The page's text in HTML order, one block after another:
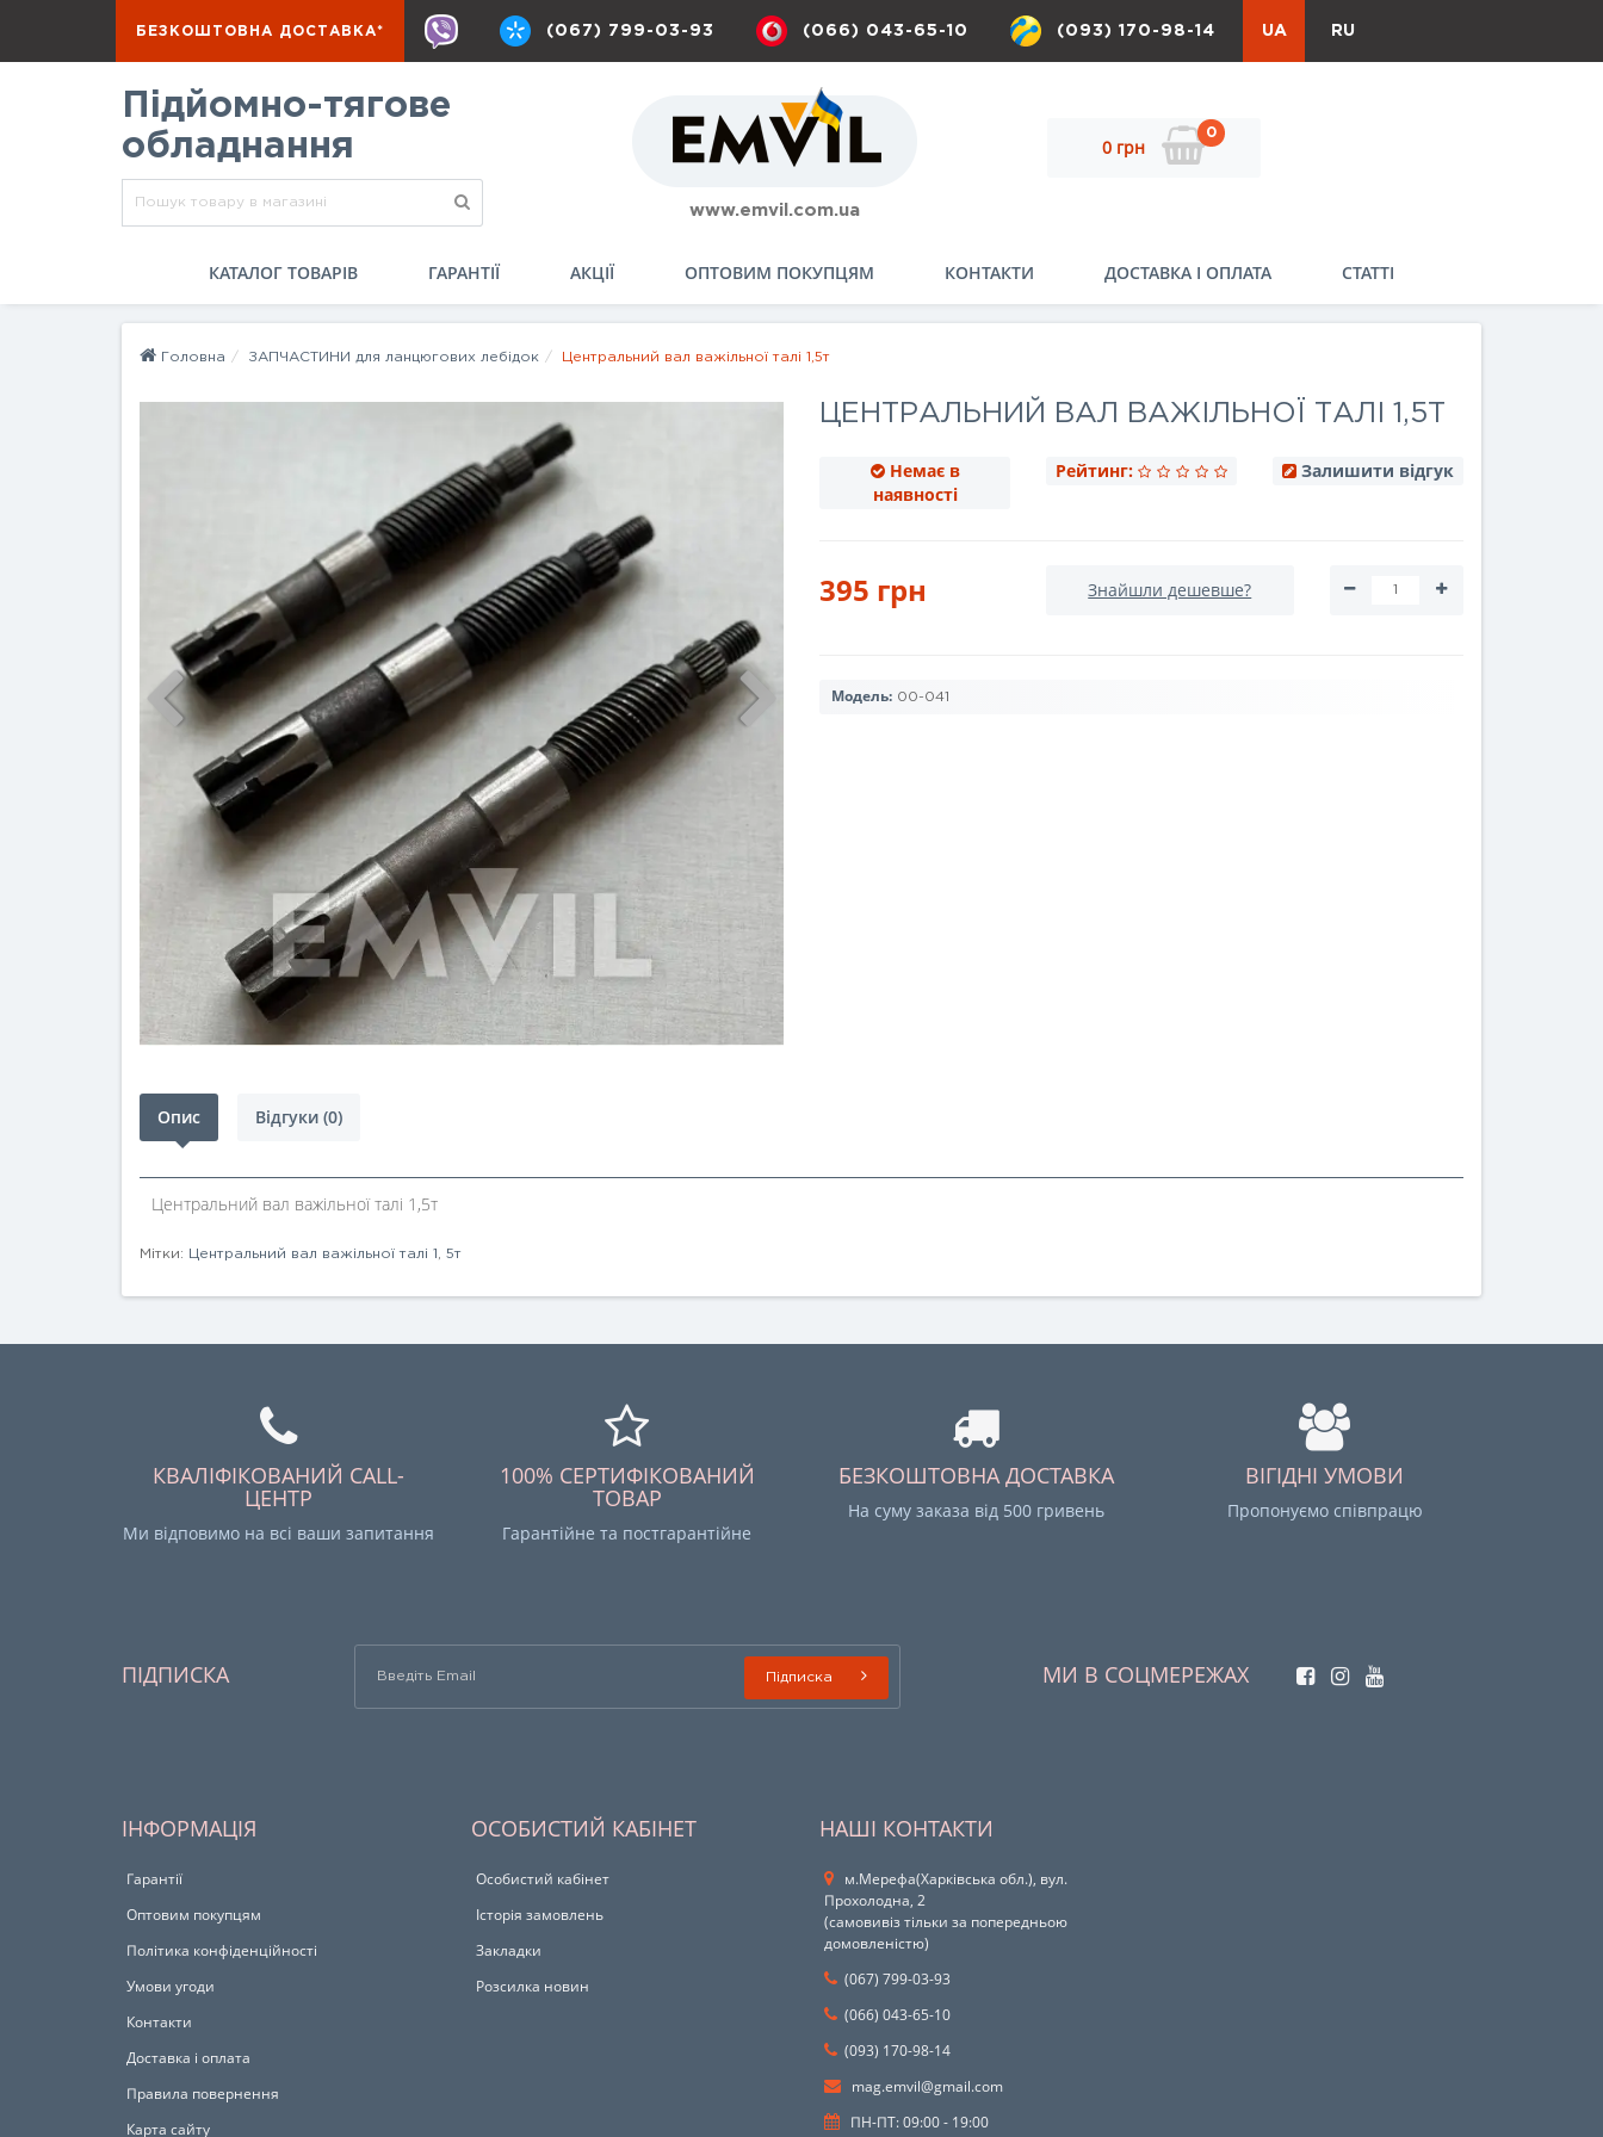
БЕЗКОШТОВНА ДОСТАВКА* (067) 799-03-93 (066) 043-65-10 (093) 170-98-14 UA RU
Підйомно-тягове
обладнання
www.emvil.com.ua
0 грн
0
КАТАЛОГ ТОВАРІВ ГАРАНТІЇ АКЦІЇ ОПТОВИМ ПОКУПЦЯМ КОНТАКТИ ДОСТАВКА І ОПЛАТА СТАТТІ
Головна ЗАПЧАСТИНИ для ланцюгових лебідок Центральний вал важільної талі 1,5т
ЦЕНТРАЛЬНИЙ ВАЛ ВАЖІЛЬНОЇ ТАЛІ 1,5Т
Немає в
наявності
Рейтинг: Залишити відгук
395 грн Знайшли дешевше?
Модель: 00-041
Опис Відгуки (0)
Центральний вал важільної талі 1,5т
Мітки: Центральний вал важільної талі 1 5т
КВАЛІФІКОВАНИЙ CALL-
ЦЕНТР
Ми відповимо на всі ваши запитання
100% СЕРТИФІКОВАНИЙ
ТОВАР
Гарантійне та постгарантійне
БЕЗКОШТОВНА ДОСТАВКА
На суму заказа від 500 гривень
ВІГІДНІ УМОВИ
Пропонуємо співпрацю
ПІДПИСКА Підписка МИ В СОЦМЕРЕЖАХ
ІНФОРМАЦІЯ
Гарантії
Оптовим покупцям
Політика конфіденційності
Умови угоди
Контакти
Доставка і оплата
Правила повернення
Карта сайту
ОСОБИСТИЙ КАБІНЕТ
Особистий кабінет
Історія замовлень
Закладки
Розсилка новин
НАШІ КОНТАКТИ
м.Мерефа(Харківська обл.), вул.
Прохолодна, 2
(самовивіз тільки за попередньою
домовленістю)
(067) 799-03-93
(066) 043-65-10
(093) 170-98-14
mag.emvil@gmail.com
ПН-ПТ: 09:00 - 19:00